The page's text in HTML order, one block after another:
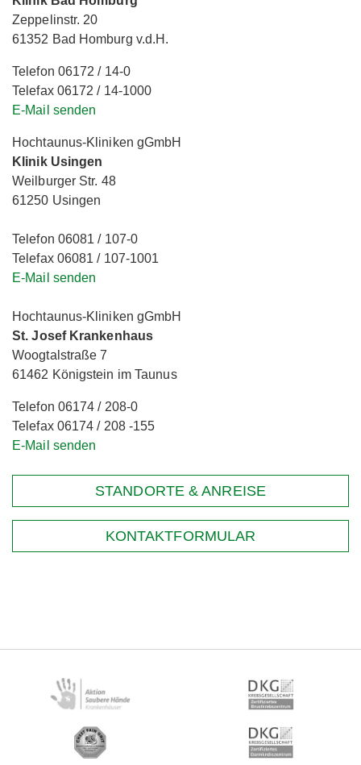
Zeppelinstr. 20
61352 Bad Homburg v.d.H.
Telefon 06172 / 14-0
Telefax 06172 / 14-1000
E-Mail senden
Hochtaunus-Kliniken gGmbH
Klinik Usingen
Weilburger Str. 48
61250 Usingen
Telefon 06081 / 107-0
Telefax 06081 / 107-1001
E-Mail senden
Hochtaunus-Kliniken gGmbH
St. Josef Krankenhaus
Woogtalstraße 7
61462 Königstein im Taunus
Telefon 06174 / 208-0
Telefax 06174 / 208 -155
E-Mail senden
STANDORTE & ANREISE
KONTAKTFORMULAR